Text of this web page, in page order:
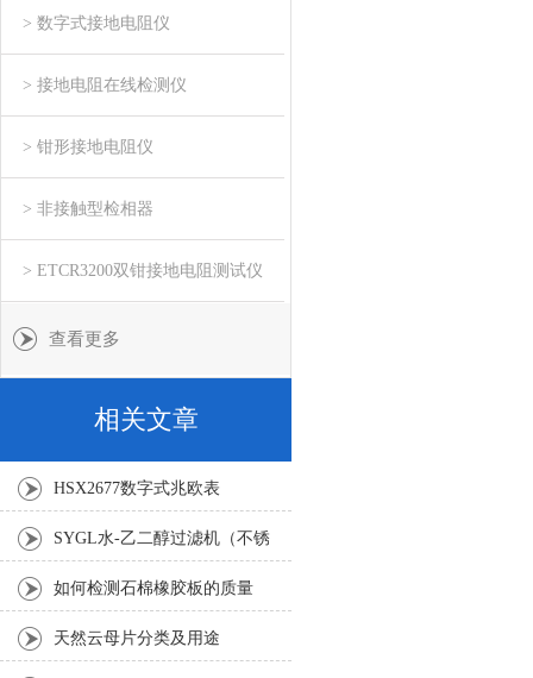
> 数字式接地电阻仪
> 接地电阻在线检测仪
> 钳形接地电阻仪
> 非接触型检相器
> ETCR3200双钳接地电阻测试仪
查看更多
相关文章
HSX2677数字式兆欧表
SYGL水-乙二醇过滤机（不锈
钢防爆型）
如何检测石棉橡胶板的质量
天然云母片分类及用途